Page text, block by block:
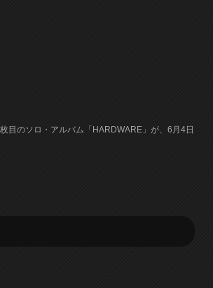
目のソロ・アルバム「HARDWARE」が、6月4日